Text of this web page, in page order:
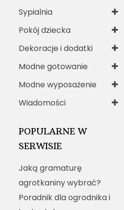
Sypialnia
Pokój dziecka
Dekoracje i dodatki
Modne gotowanie
Modne wyposażenie
Wiadomości
POPULARNE W
SERWISIE
Jaką gramaturę
agrotkaniny wybrać?
Poradnik dla ogrodnika i